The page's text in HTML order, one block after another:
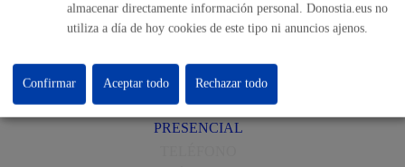
Solicitud informes de intervención: Guardia Municipal y
Servicio de Prevención, Extinción de Incendios y
Salvamento
* Online con certificado electrónico
ONLINE
PRESENCIAL
almacenar directamente información personal. Donostia.eus no
utiliza a día de hoy cookies de este tipo ni anuncios ajenos.
Rechazar todo
Confirmar Aceptar todo